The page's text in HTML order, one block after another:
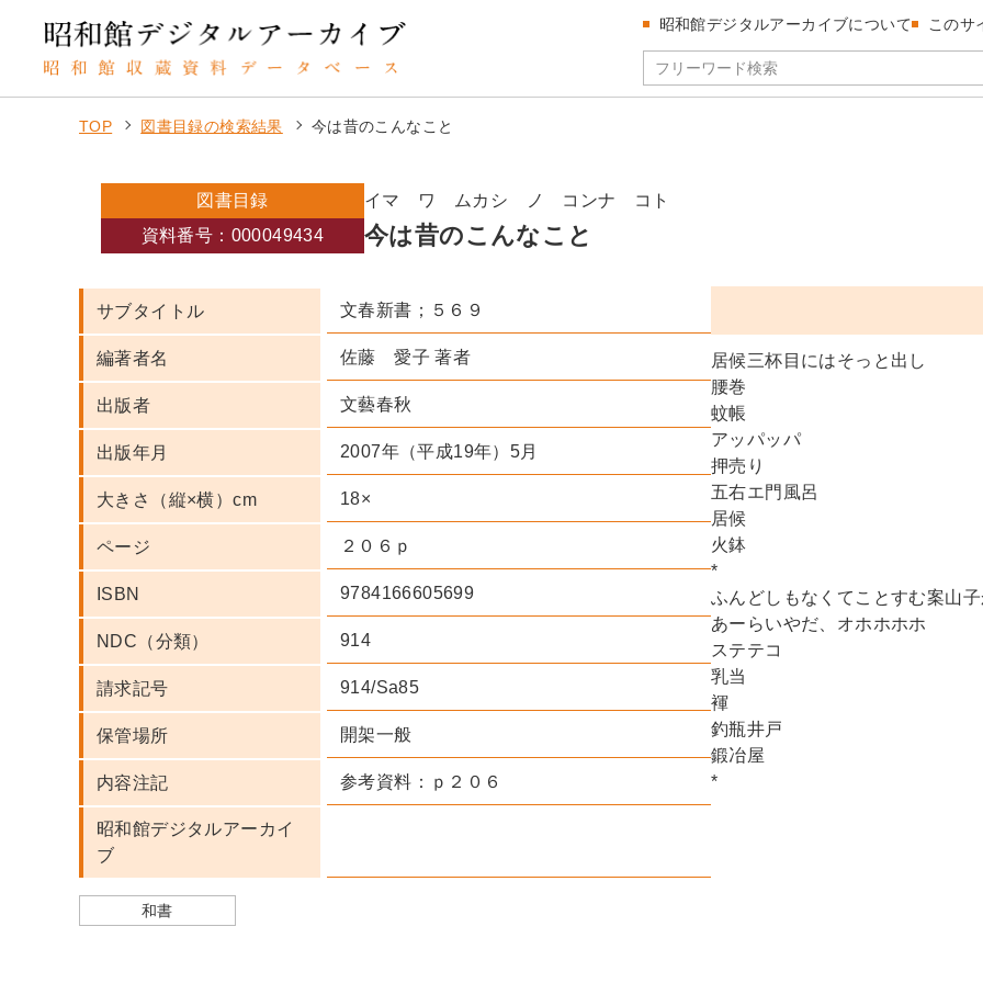
昭和館デジタルアーカイブについて このサ
TOP 図書目録の検索結果 今は昔のこんなこと
図書目録
イマ ワ ムカシ ノ コンナ コト
資料番号：000049434
今は昔のこんなこと
サブタイトル 文春新書；５６９
編著者名 佐藤 愛子 著者
出版者 文藝春秋
出版年月 2007年（平成19年）5月
大きさ（縦×横）cm 18×
ページ ２０６ｐ
ISBN 9784166605699
NDC（分類） 914
請求記号 914/Sa85
保管場所 開架一般
内容注記 参考資料：ｐ２０６
昭和館デジタルアーカイ
ブ
和書
居候三杯目にはそっと出し
腰巻
蚊帳
アッパッパ
押売り
五右エ門風呂
居候
火鉢
*
ふんどしもなくてことすむ案山
あーらいやだ、オホホホホ
ステテコ
乳当
褌
釣瓶井戸
鍛冶屋
*